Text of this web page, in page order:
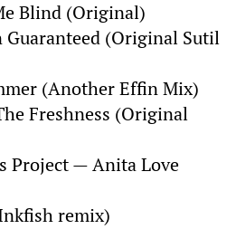
Blind (Original)
Guaranteed (Original Sutil
(Another Effin Mix)
Freshness (Original
Project — Anita Love
remix)